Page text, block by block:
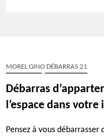
MOREL GINO DÉBARRAS 21
Débarras
l’espace dans
Pensez à vous